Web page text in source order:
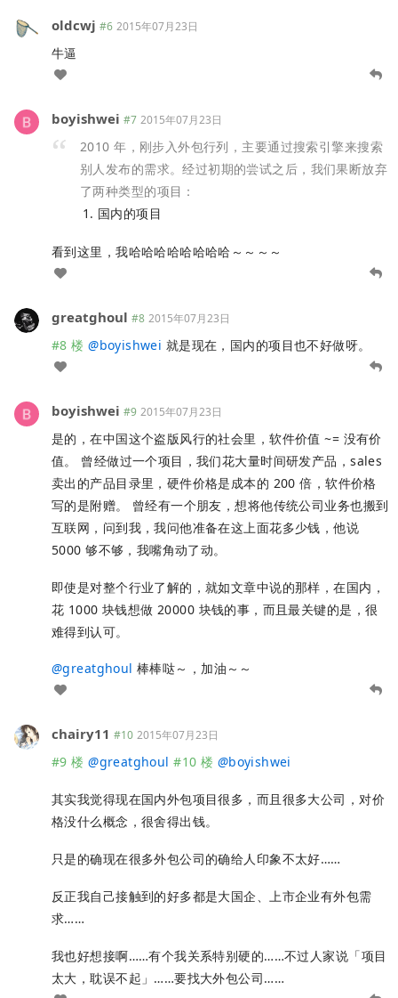
oldcwj #6 2015年07月23日
牛逼
boyishwei #7 2015年07月23日
2010 年，刚步入外包行列，主要通过搜索引擎来搜索
别人发布的需求。经过初期的尝试之后，我们果断放弃
了两种类型的项目：
国内的项目
看到这里，我哈哈哈哈哈哈哈哈～～～～
greatghoul #8 2015年07月23日
#8 楼 @boyishwei 就是现在，国内的项目也不好做呀。
boyishwei #9 2015年07月23日
是的，在中国这个盗版风行的社会里，软件价值 ~= 没有价
值。 曾经做过一个项目，我们花大量时间研发产品，sales
卖出的产品目录里，硬件价格是成本的 200 倍，软件价格
写的是附赠。 曾经有一个朋友，想将他传统公司业务也搬到
互联网，问到我，我问他准备在这上面花多少钱，他说
5000 够不够，我嘴角动了动。
即使是对整个行业了解的，就如文章中说的那样，在国内，
花 1000 块钱想做 20000 块钱的事，而且最关键的是，很
难得到认可。
@greatghoul 棒棒哒～，加油～～
chairy11 #10 2015年07月23日
#9 楼 @greatghoul #10 楼 @boyishwei
其实我觉得现在国内外包项目很多，而且很多大公司，对价
格没什么概念，很舍得出钱。
只是的确现在很多外包公司的确给人印象不太好……
反正我自己接触到的好多都是大国企、上市企业有外包需
求……
我也好想接啊……有个我关系特别硬的……不过人家说「项目
太大，耽误不起」……要找大外包公司……